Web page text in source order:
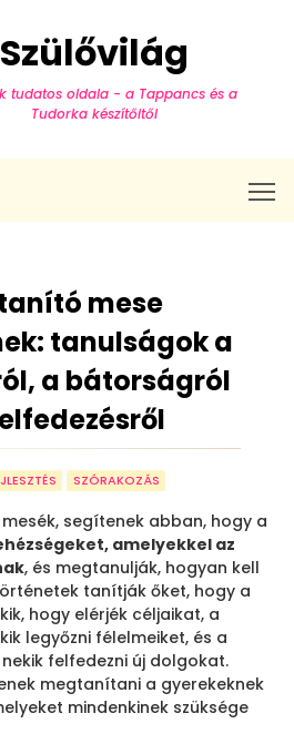
Szülővilág
tudatos oldala - a Tappancs és a
Tudorka készítőitől
mese
tanulságok a
a bátorságról
SZÓRAKOZÁS
segítenek abban, hogy a
amelyekkel az
, és megtanulják, hogyan kell
tanítják őket, hogy a
hogy elérjék céljaikat, a
legyőzni félelmeiket, és a
felfedezni új dolgokat.
megtanítani a gyerekeknek
mindenkinek szüksége